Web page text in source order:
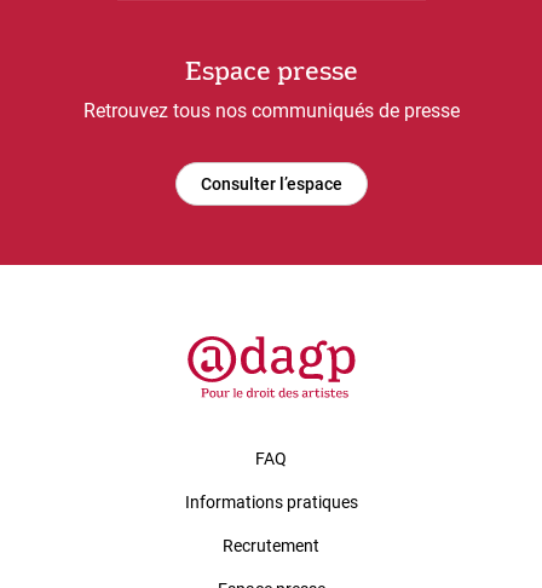
Espace presse
Retrouvez tous nos communiqués de presse
Consulter l’espace
FAQ
Informations pratiques
Recrutement